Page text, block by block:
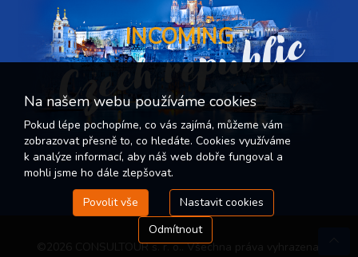
INCOMING
Czech republic
©2026 CONSULTOUR s. r. o.. Všechna práva vyhrazena.
Na našem webu používáme cookies
Pokud lépe pochopíme, co vás zajímá, můžeme vám
zobrazovat přesně to, co hledáte. Cookies využíváme
k analýze informací, aby náš web dobře fungoval a
mohli jsme ho dále zlepšovat.
Povolit vše
Nastavit cookies
Odmítnout